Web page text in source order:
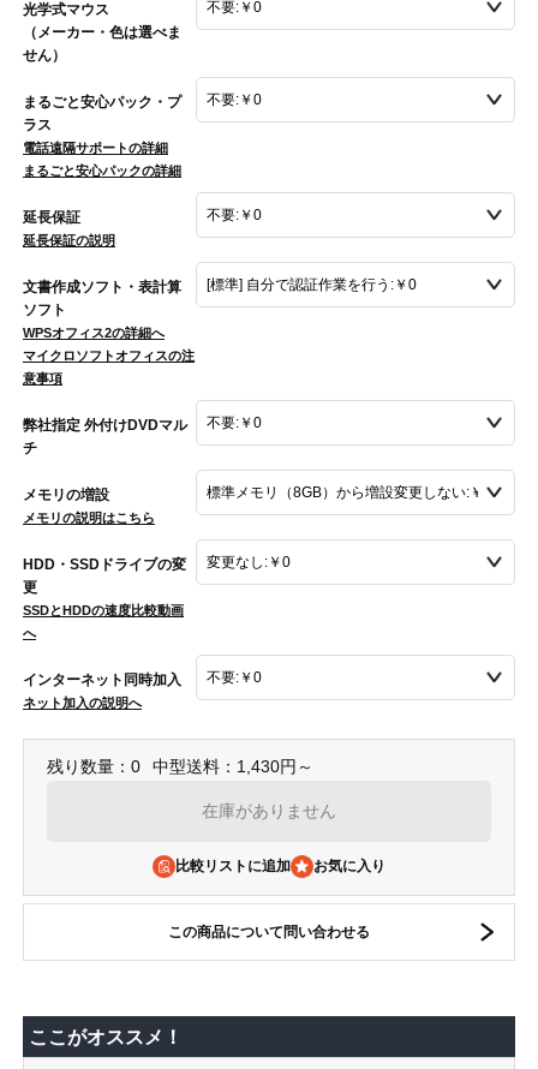
光学式マウス
（メーカー・色は選べま
せん）
まるごと安心パック・プ
ラス
電話遠隔サポートの詳細
まるごと安心パックの詳細
延長保証
延長保証の説明
文書作成ソフト・表計算
ソフト
WPSオフィス2の詳細へ
マイクロソフトオフィスの注
意事項
弊社指定 外付けDVDマル
チ
メモリの増設
メモリの説明はこちら
HDD・SSDドライブの変
更
SSDとHDDの速度比較動画
へ
インターネット同時加入
ネット加入の説明へ
残り数量：0 中型送料：1,430円～
在庫がありません
比較リストに追加
この商品について問い合わせる
ここがオススメ！